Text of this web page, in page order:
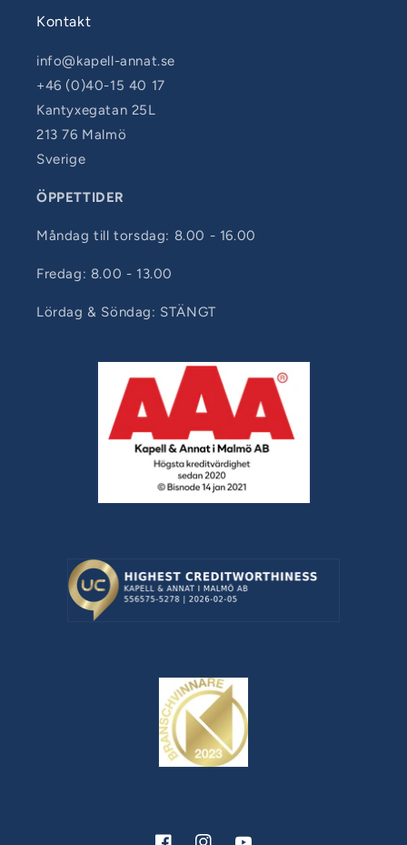
Kontakt
info@kapell-annat.se
+46 (0)40-15 40 17
Kantyxegatan 25L
213 76 Malmö
Sverige
ÖPPETTIDER
Måndag till torsdag: 8.00 - 16.00
Fredag: 8.00 - 13.00
Lördag & Söndag: STÄNGT